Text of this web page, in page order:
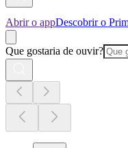
Abrir o appDescobrir o
Que gostaria de ouvir?